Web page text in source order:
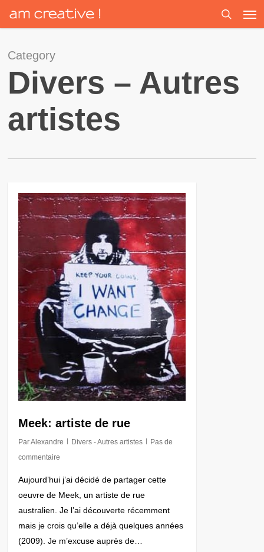
content
search
Category
Divers – Autres
artistes
Meek: artiste de rue
ParAlexandre Divers - Autres artistes
Pas de
commentaire
Aujourd’hui j’ai décidé de partager cette
oeuvre de Meek, un artiste de rue
australien. Je l’ai découverte récemment
mais je crois qu’elle a déjà quelques années
(2009). Je m’excuse auprès de…
0